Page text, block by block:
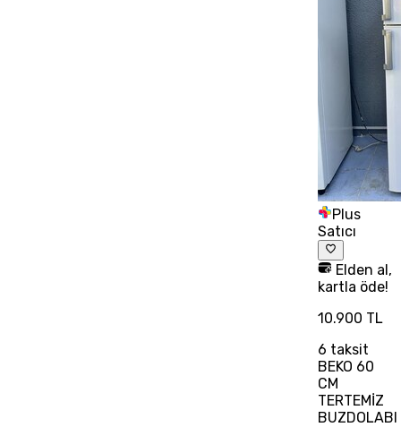
Plus
Satıcı
Elden al,
kartla öde!
10.900 TL
6 taksit
BEKO 60
CM
TERTEMİZ
BUZDOLABI